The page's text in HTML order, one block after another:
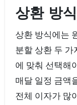
상환 방
상환 방식에는
분할 상환 두 가
에 맞춰 선택해
매달 일정 금액
전체 이자가 많